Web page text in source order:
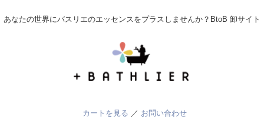
あなたの世界にバスリエのエッセンスをプラスしませんか？BtoB 卸サイト
カートを見る ／ お問い合わせ